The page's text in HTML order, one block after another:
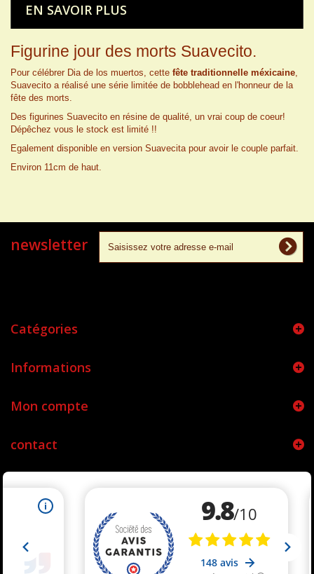
EN SAVOIR PLUS
Figurine jour des morts Suavecito.
Pour célébrer Dia de los muertos, cette fête traditionnelle méxicaine
Suavecito a réalisé une série limitée de bobblehead en l'honneur de la
fête des morts.
Des figurines Suavecito en résine de qualité, un vrai coup de coeur!
Dépêchez vous le stock est limité !!
Egalement disponible en version Suavecita pour avoir le couple parfait.
Environ 11cm de haut.
newsletter
Catégories
Informations
Mon compte
contact